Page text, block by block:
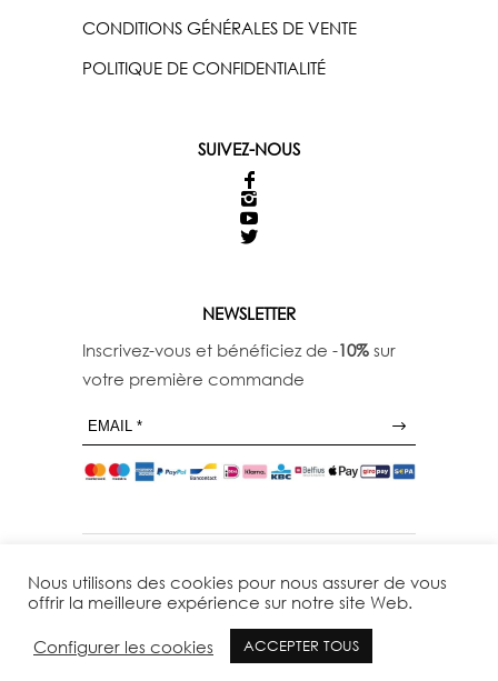
CONDITIONS GÉNÉRALES DE VENTE
POLITIQUE DE CONFIDENTIALITÉ
SUIVEZ-NOUS
NEWSLETTER
Inscrivez-vous et bénéficiez de -10% sur
votre première commande
© 29THOCTOBER - TOUS DROITS RESERVES
Nous utilisons des cookies pour nous assurer de vous
offrir la meilleure expérience sur notre site Web.
Configurer les cookies ACCEPTER TOUS